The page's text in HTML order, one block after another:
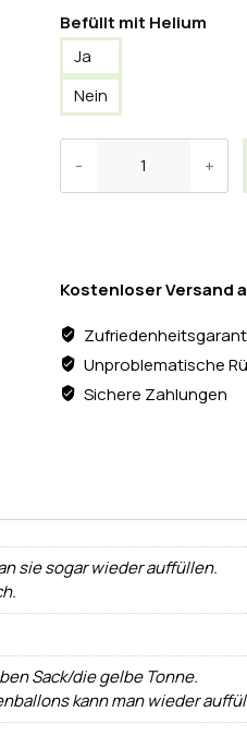
Befüllt mit Helium
Ja
Nein
Kostenloser Versand
Unproblematische
Sichere Zahlungen
sie sogar wieder auffüllen.
Sack/die gelbe Tonne.
kann man wieder